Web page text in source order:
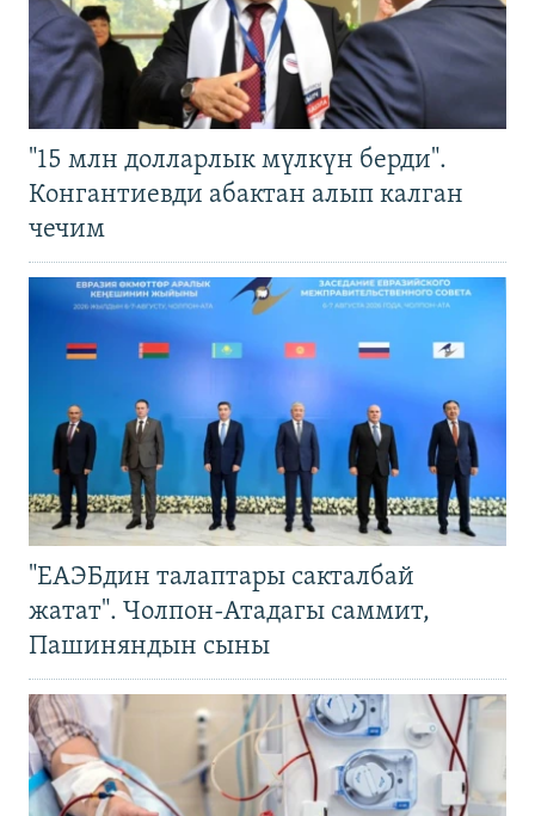
"15 млн долларлык мүлкүн берди".
Конгантиевди абактан алып калган
чечим
"ЕАЭБдин талаптары сакталбай
жатат". Чолпон-Атадагы саммит,
Пашиняндын сыны